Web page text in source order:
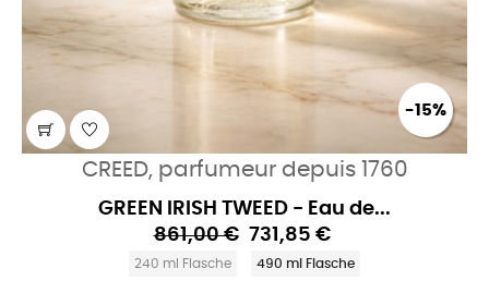
-15%
CREED, parfumeur depuis 1760
GREEN IRISH TWEED - Eau de...
861,00 € 731,85 €
240 ml Flasche 490 ml Flasche